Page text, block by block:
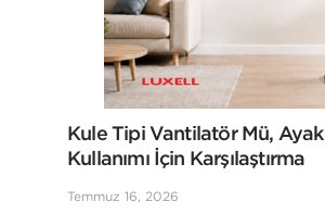
Kule Tipi Vantilatör Mü,
Kullanımı İçin Karşılaştırma
Temmuz 16, 2026